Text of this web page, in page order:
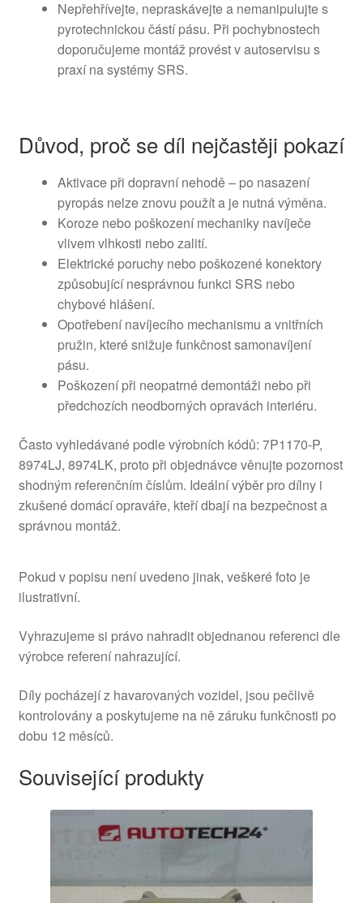
Nepřehřívejte, nepraskávejte a nemanipulujte s
pyrotechnickou částí pásu. Při pochybnostech
doporučujeme montáž provést v autoservisu s
praxí na systémy SRS.
Důvod, proč se díl nejčastěji pokazí
Aktivace při dopravní nehodě – po nasazení
pyropás nelze znovu použít a je nutná výměna.
Koroze nebo poškození mechaniky navíječe
vlivem vlhkosti nebo zalití.
Elektrické poruchy nebo poškozené konektory
způsobující nesprávnou funkci SRS nebo
chybové hlášení.
Opotřebení navíjecího mechanismu a vnitřních
pružin, které snižuje funkčnost samonavíjení
pásu.
Poškození při neopatrné demontáži nebo při
předchozích neodborných opravách interiéru.
Často vyhledávané podle výrobních kódů: 7P1170-P,
8974LJ, 8974LK, proto při objednávce věnujte pozornost
shodným referenčním číslům. Ideální výběr pro dílny i
zkušené domácí opraváře, kteří dbají na bezpečnost a
správnou montáž.
Pokud v popisu není uvedeno jinak, veškeré foto je
ilustrativní.
Vyhrazujeme si právo nahradit objednanou referenci dle
výrobce referení nahrazující.
Díly pocházejí z havarovaných vozidel, jsou pečlivě
kontrolovány a poskytujeme na ně záruku funkčnosti po
dobu 12 měsíců.
Související produkty